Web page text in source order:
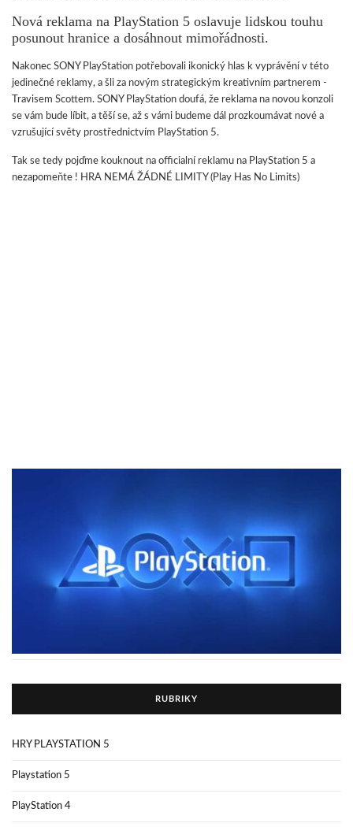
Nová reklama na PlayStation 5 oslavuje lidskou touhu
posunout hranice a dosáhnout mimořádnosti.
Nakonec SONY PlayStation potřebovali ikonický hlas k vyprávění v této
jedinečné reklamy, a šli za novým strategickým kreativním partnerem -
Travisem Scottem. SONY PlayStation doufá, že reklama na novou konzoli
se vám bude líbit, a těší se, až s vámi budeme dál prozkoumávat nové a
vzrušující světy prostřednictvím PlayStation 5.
Tak se tedy pojďme kouknout na officialní reklamu na PlayStation 5 a
nezapomeňte ! HRA NEMÁ ŽÁDNÉ LIMITY (Play Has No Limits)
RUBRIKY
HRY PLAYSTATION 5
Playstation 5
PlayStation 4